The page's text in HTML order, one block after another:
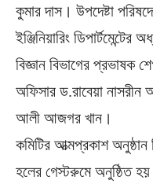
কুমার দাস। উপদেষ্টা
ইঞ্জিনিয়ারিং
বিজ্ঞান বিভাগের প্রভাষক
অফিসার ড.রাবেয়া
আলী আজগর খান।
কমিটির আত্মপ্রকাশ অনুষ্ঠান
হলের গেস্টরুমে অনুষ্ঠিত